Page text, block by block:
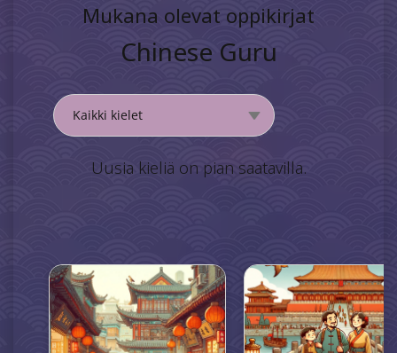
Mukana olevat oppikirjat
Chinese Guru
Uusia kieliä on pian saatavilla.